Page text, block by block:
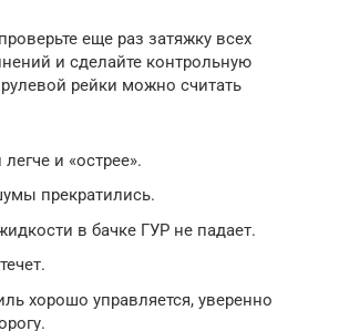
еще раз затяжку всех
и сделайте контрольную
рейки можно считать
легче и «острее».
прекратились.
в бачке ГУР не падает.
хорошо управляется, уверенно